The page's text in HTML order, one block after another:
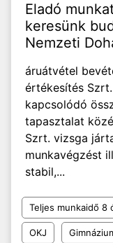
Eladó
keresünk
Nemzeti
áruátvétel
értékesítés
kapcsolódó
tapasztalat
Szrt. vizsga
munkavégzést
stabil,...
Teljes munkaidő 8
OKJ